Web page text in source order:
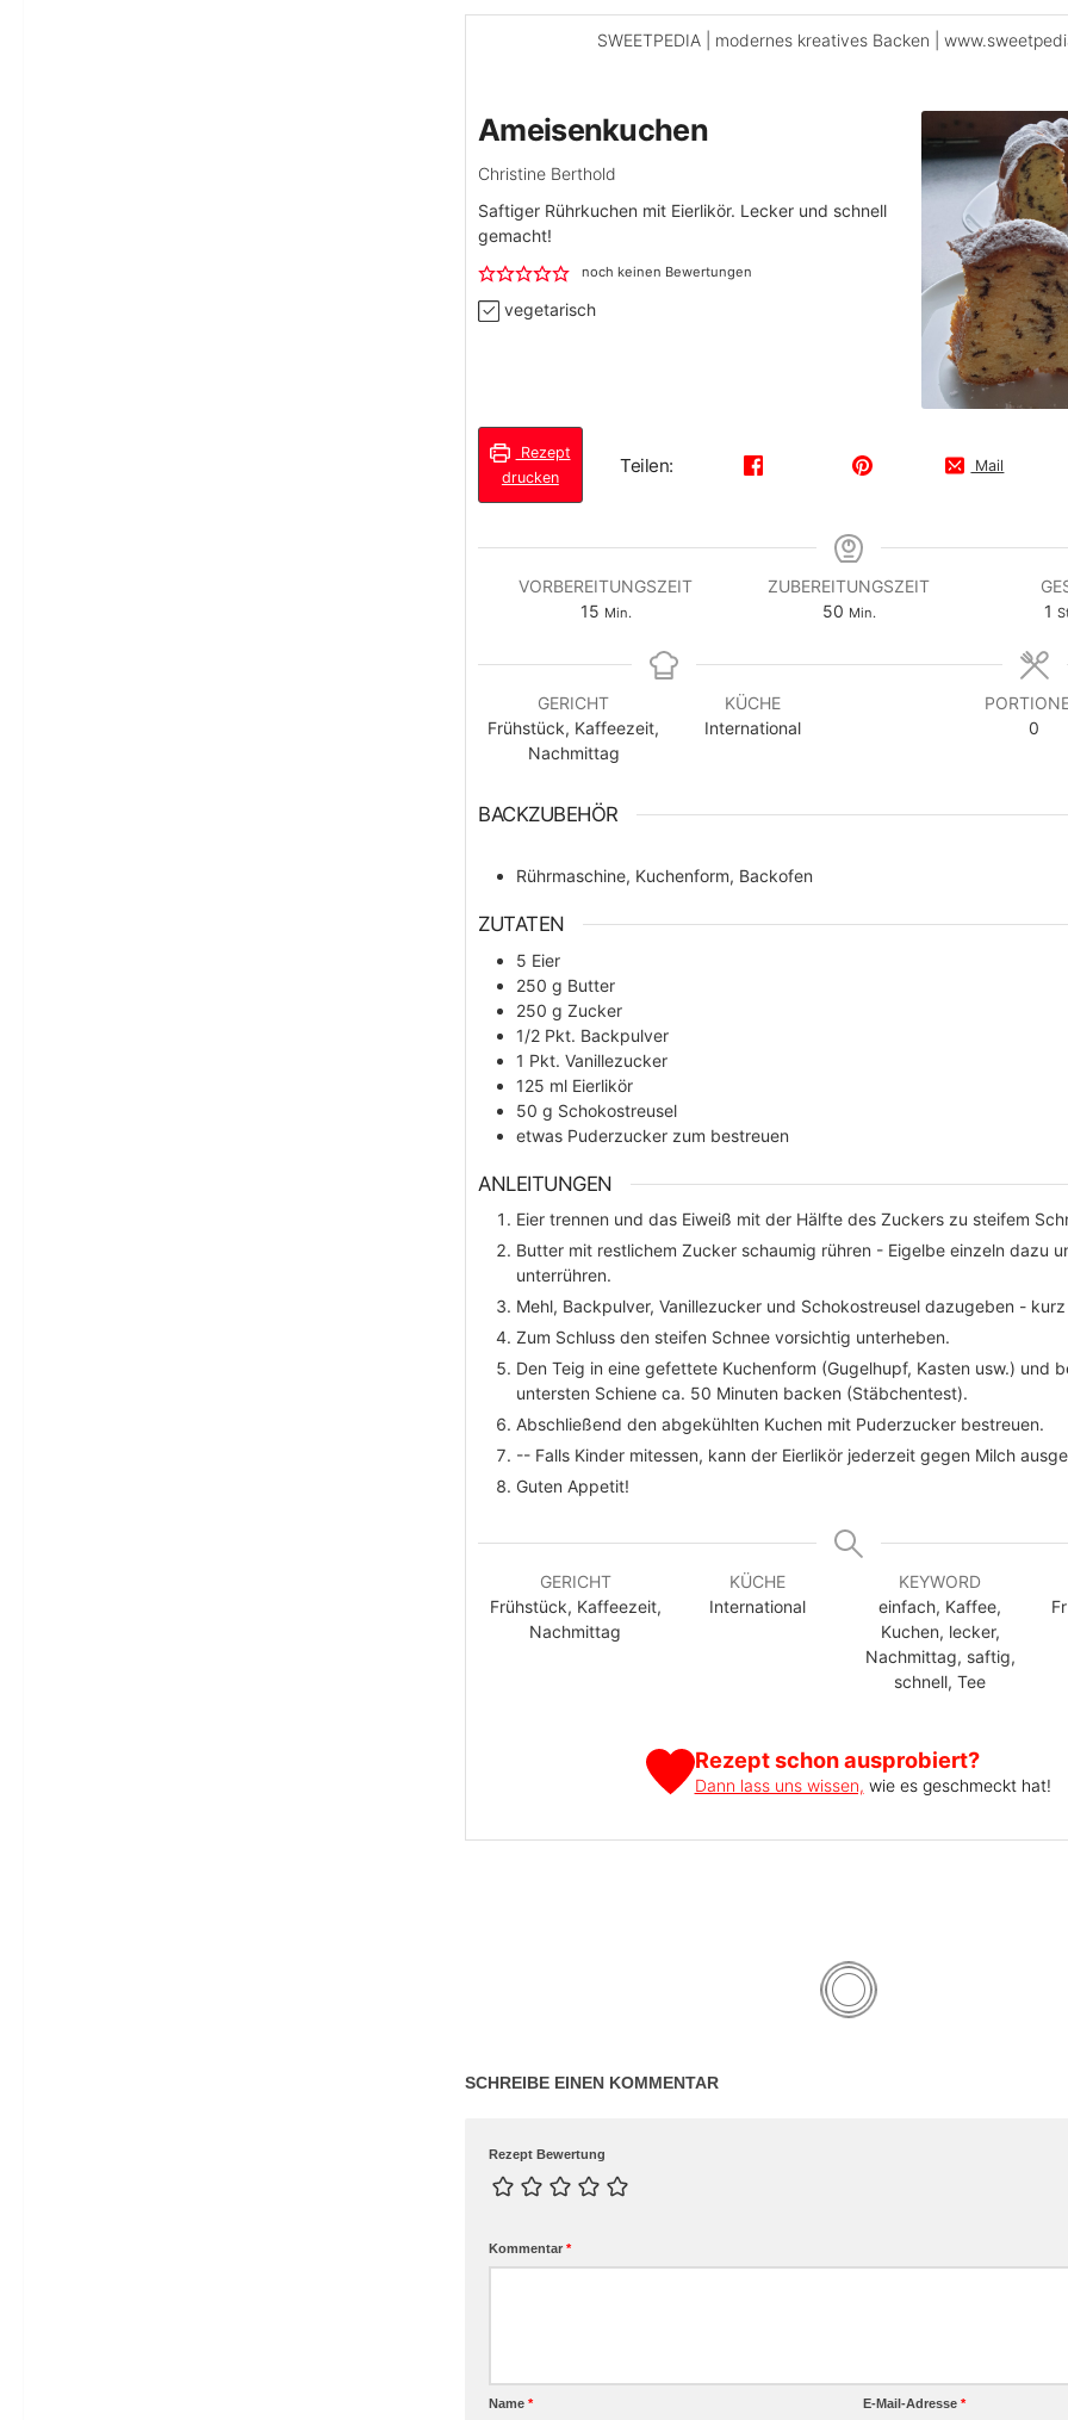
SWEETPEDIA | modernes kreatives Backen |
Ameisenkuchen
Christine Berthold
Saftiger Rührkuchen mit Eierlikör. Lecker und schnell
gemacht!
noch keinen Bewertungen
vegetarisch
Rezept
drucken
Teilen: Mail
VORBEREITUNGSZEIT
15Minuten
Min.
ZUBEREITUNGSZEIT
50Minuten
Min.
1
GERICHT
Frühstück, Kaffeezeit,
Nachmittag
KÜCHE
International
0
BACKZUBEHÖR
Rührmaschine, Kuchenform, Backofen
ZUTATEN
5 Eier
250 g Butter
250 g Zucker
1/2 Pkt. Backpulver
1 Pkt. Vanillezucker
125 ml Eierlikör
50 g Schokostreusel
etwas Puderzucker zum bestreuen
ANLEITUNGEN
Eier trennen und das Eiweiß mit der Hälfte des Zuckers zu steifem
Butter mit restlichem Zucker schaumig rühren - Eigelbe einzeln dazu
unterrühren.
Mehl, Backpulver, Vanillezucker und Schokostreusel dazugeben -
Zum Schluss den steifen Schnee vorsichtig unterheben.
Den Teig in eine gefettete Kuchenform (Gugelhupf, Kasten usw.) und
untersten Schiene ca. 50 Minuten backen (Stäbchentest).
Abschließend den abgekühlten Kuchen mit Puderzucker bestreuen.
-- Falls Kinder mitessen, kann der Eierlikör jederzeit gegen Milch
Guten Appetit!
GERICHT
Frühstück, Kaffeezeit,
Nachmittag
KÜCHE
International
KEYWORD
einfach, Kaffee,
Kuchen, lecker,
Nachmittag, saftig,
schnell, Tee
Rezept schon ausprobiert?
Dann lass uns wissen, wie es geschmeckt hat!
SCHREIBE EINEN KOMMENTAR
Rezept Bewertung
Kommentar *
Name * E-Mail-Adresse*